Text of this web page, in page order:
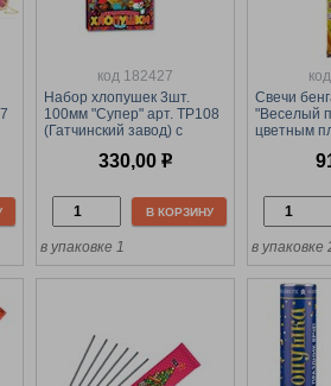
код 182427
Набор хлопушек 3шт.
100мм "Супер" арт. ТР108
(Гатчинский завод) с
330,00 р
В КОРЗИНУ
в упаковке 1
Свечи
"Веселый
цветным
в упаковке